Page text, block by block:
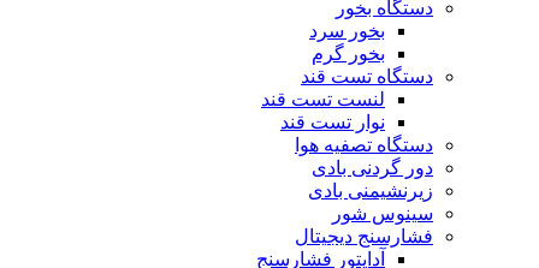
دستگاه بخور
بخور سرد
بخور گرم
دستگاه تست قند
لنست تست قند
نوار تست قند
دستگاه تصفیه هوا
دور گردنی بادی
زیرنشیمنی بادی
سینوس شور
فشارسنج دیجیتال
آداپتور فشارسنج